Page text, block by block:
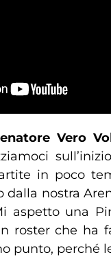
Vero
in poco
dalla nostra
aspetto una
roster che ha
punto, perché